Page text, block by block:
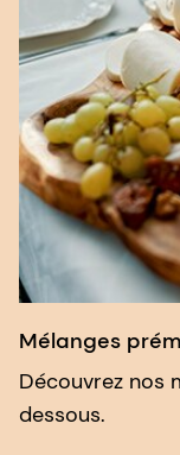
Mélanges
Découvrez nos
dessous.